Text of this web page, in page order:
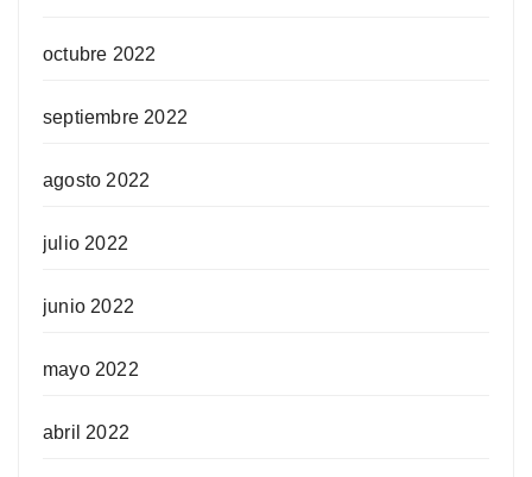
octubre 2022
septiembre 2022
agosto 2022
julio 2022
junio 2022
mayo 2022
abril 2022